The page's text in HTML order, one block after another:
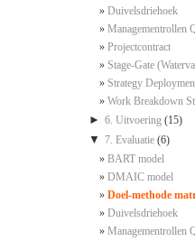
Duivelsdriehoek
Managementrollen
Projectcontract
Stage-Gate
Strategy
Work Breakdown
► 6. Uitvoering (15)
▼ 7. Evaluatie (6)
BART model
DMAIC model
Doel-methode
Duivelsdriehoek
Managementrollen